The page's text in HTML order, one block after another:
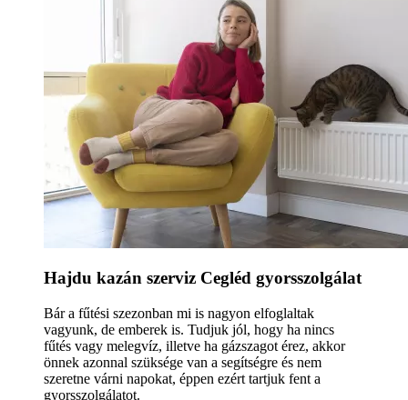
Hajdu kazán szerviz Cegléd gyorsszolgálat
Bár a fűtési szezonban mi is nagyon elfoglaltak
vagyunk, de emberek is. Tudjuk jól, hogy ha nincs
fűtés vagy melegvíz, illetve ha gázszagot érez, akkor
önnek azonnal szüksége van a segítségre és nem
szeretne várni napokat, éppen ezért tartjuk fent a
gyorsszolgálatot.